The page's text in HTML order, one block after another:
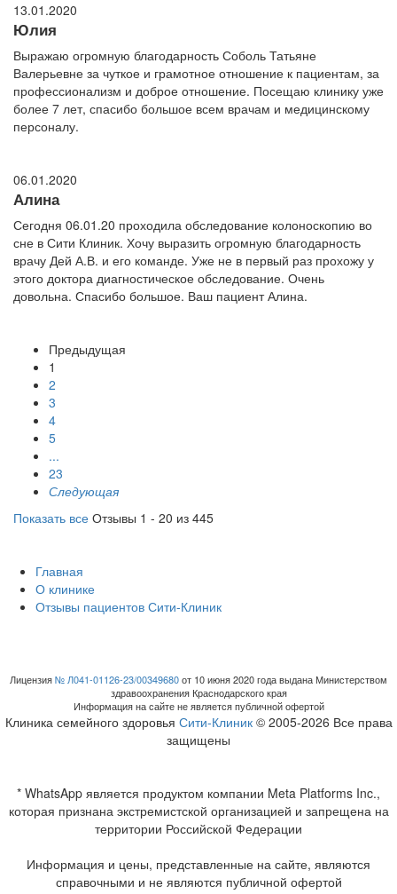
13.01.2020
Юлия
Выражаю огромную благодарность Соболь Татьяне
Валерьевне за чуткое и грамотное отношение к пациентам, за
профессионализм и доброе отношение. Посещаю клинику уже
более 7 лет, спасибо большое всем врачам и медицинскому
персоналу.
06.01.2020
Алина
Сегодня 06.01.20 проходила обследование колоноскопию во
сне в Сити Клиник. Хочу выразить огромную благодарность
врачу Дей А.В. и его команде. Уже не в первый раз прохожу у
этого доктора диагностическое обследование. Очень
довольна. Спасибо большое. Ваш пациент Алина.
Предыдущая
1
2
3
4
5
...
23
Следующая
Показать все Отзывы 1 - 20 из 445
Главная
О клинике
Отзывы пациентов Сити-Клиник
Лицензия№ Л041-01126-23/00349680от 10 июня 2020 года выдана Министерством
здравоохранения Краснодарского края
Информация на сайте не является публичной офертой
Клиника семейного здоровья Сити-Клиник© 2005-2026 Все права
защищены
* WhatsApp является продуктом компании Meta Platforms Inc.,
которая признана экстремистской организацией и запрещена на
территории Российской Федерации
Информация и цены, представленные на сайте, являются
справочными и не являются публичной офертой